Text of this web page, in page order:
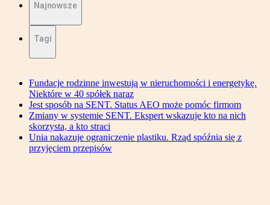
Najnowsze
Tagi
Fundacje rodzinne inwestują w nieruchomości i energetykę.
Niektóre w 40 spółek naraz
Jest sposób na SENT. Status AEO może pomóc firmom
Zmiany w systemie SENT. Ekspert wskazuje kto na nich
skorzysta, a kto straci
Unia nakazuje ograniczenie plastiku. Rząd spóźnia się z
przyjęciem przepisów